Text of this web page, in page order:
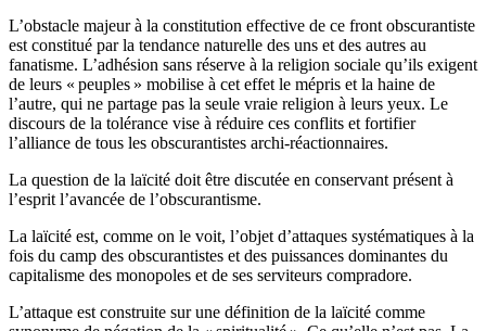
L’obstacle majeur à la constitution effective de ce front obscurantiste
est constitué par la tendance naturelle des uns et des autres au
fanatisme. L’adhésion sans réserve à la religion sociale qu’ils exigent
de leurs « peuples » mobilise à cet effet le mépris et la haine de
l’autre, qui ne partage pas la seule vraie religion à leurs yeux. Le
discours de la tolérance vise à réduire ces conflits et fortifier
l’alliance de tous les obscurantistes archi-réactionnaires.
La question de la laïcité doit être discutée en conservant présent à
l’esprit l’avancée de l’obscurantisme.
La laïcité est, comme on le voit, l’objet d’attaques systématiques à la
fois du camp des obscurantistes et des puissances dominantes du
capitalisme des monopoles et de ses serviteurs compradore.
L’attaque est construite sur une définition de la laïcité comme